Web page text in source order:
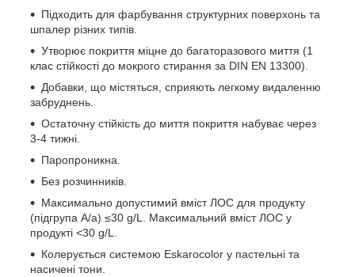
Підходить для фарбування структурних поверхонь та
шпалер різних типів.
Утворює покриття міцне до багаторазового миття (1
клас стійкості до мокрого стирання за DIN EN 13300).
Добавки, що містяться, сприяють легкому видаленню
забруднень.
Остаточну стійкість до миття покриття набуває через
3-4 тижні.
Паропроникна.
Без розчинників.
Максимально допустимий вміст ЛОС для продукту
(підгрупа A/а) ≤30 g/L. Максимальний вміст ЛОС у
продукті <30 g/L.
Колерується системою Eskarocolor у пастельні та
насичені тони.